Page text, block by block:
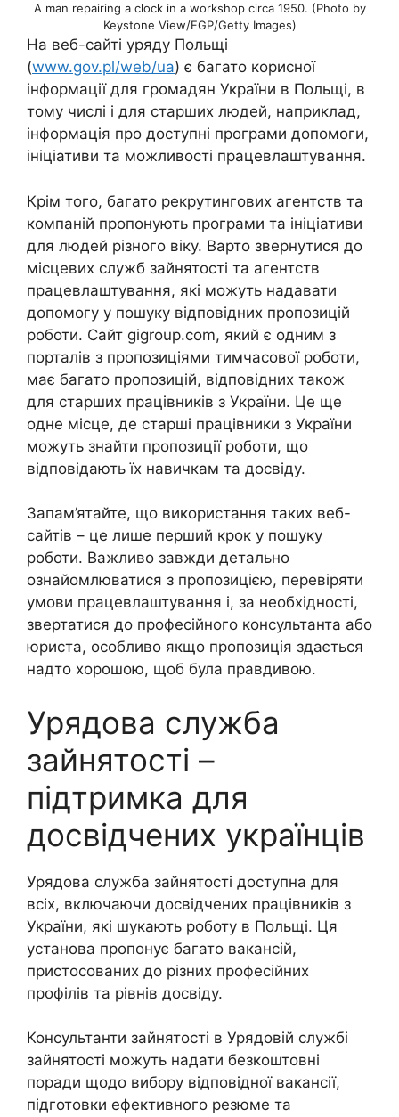
A man repairing a clock in a workshop circa 1950. (Photo by
Keystone View/FGP/Getty Images)
На веб-сайті уряду Польщі
(www.gov.pl/web/ua) є багато корисної
інформації для громадян України в Польщі, в
тому числі і для старших людей, наприклад,
інформація про доступні програми допомоги,
ініціативи та можливості працевлаштування.
Крім того, багато рекрутингових агентств та
компаній пропонують програми та ініціативи
для людей різного віку. Варто звернутися до
місцевих служб зайнятості та агентств
працевлаштування, які можуть надавати
допомогу у пошуку відповідних пропозицій
роботи. Сайт gigroup.com, який є одним з
порталів з пропозиціями тимчасової роботи,
має багато пропозицій, відповідних також
для старших працівників з України. Це ще
одне місце, де старші працівники з України
можуть знайти пропозиції роботи, що
відповідають їх навичкам та досвіду.
Запам’ятайте, що використання таких веб-
сайтів – це лише перший крок у пошуку
роботи. Важливо завжди детально
ознайомлюватися з пропозицією, перевіряти
умови працевлаштування і, за необхідності,
звертатися до професійного консультанта або
юриста, особливо якщо пропозиція здається
надто хорошою, щоб була правдивою.
Урядова служба
зайнятості –
підтримка для
досвідчених українців
Урядова служба зайнятості доступна для
всіх, включаючи досвідчених працівників з
України, які шукають роботу в Польщі. Ця
установа пропонує багато вакансій,
пристосованих до різних професійних
профілів та рівнів досвіду.
Консультанти зайнятості в Урядовій службі
зайнятості можуть надати безкоштовні
поради щодо вибору відповідної вакансії,
підготовки ефективного резюме та